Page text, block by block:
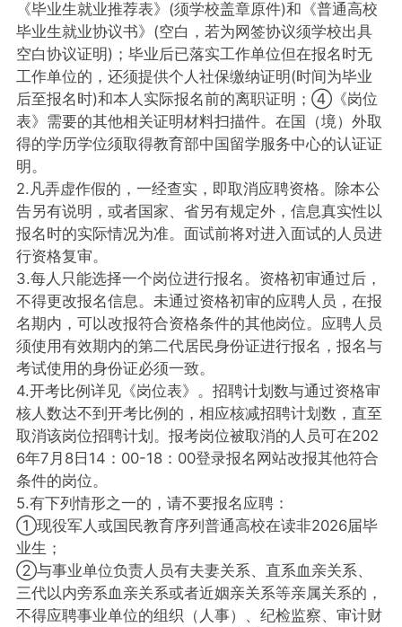
《毕业生就业推荐表》(须学校盖章原件)和《普通高校
毕业生就业协议书》(空白，若为网签协议须学校出具
空白协议证明)；毕业后已落实工作单位但在报名时无
工作单位的，还须提供个人社保缴纳证明(时间为毕业
后至报名时)和本人实际报名前的离职证明；④《岗位
表》需要的其他相关证明材料扫描件。在国（境）外取
得的学历学位须取得教育部中国留学服务中心的认证证
明。
2.凡弄虚作假的，一经查实，即取消应聘资格。除本公
告另有说明，或者国家、省另有规定外，信息真实性以
报名时的实际情况为准。面试前将对进入面试的人员进
行资格复审。
3.每人只能选择一个岗位进行报名。资格初审通过后，
不得更改报名信息。未通过资格初审的应聘人员，在报
名期内，可以改报符合资格条件的其他岗位。应聘人员
须使用有效期内的第二代居民身份证进行报名，报名与
考试使用的身份证必须一致。
4.开考比例详见《岗位表》。招聘计划数与通过资格审
核人数达不到开考比例的，相应核减招聘计划数，直至
取消该岗位招聘计划。报考岗位被取消的人员可在202
6年7月8日14：00-18：00登录报名网站改报其他符合
条件的岗位。
5.有下列情形之一的，请不要报名应聘：
①现役军人或国民教育序列普通高校在读非2026届毕
业生；
②与事业单位负责人员有夫妻关系、直系血亲关系、
三代以内旁系血亲关系或者近姻亲关系等亲属关系的，
不得应聘事业单位的组织（人事）、纪检监察、审计财